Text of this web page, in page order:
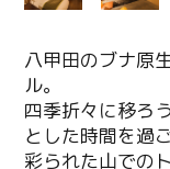
八甲田のブナ原
ル。
四季折々に移ろ
とした時間を過
彩られた山での